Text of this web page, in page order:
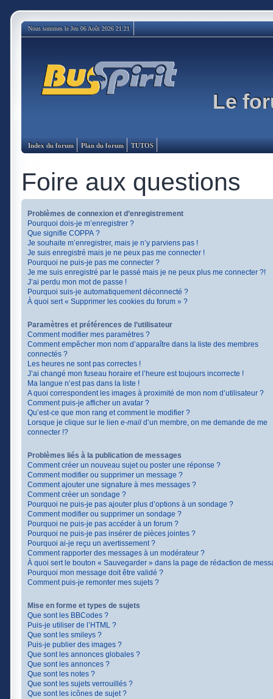
Nous sommes le Jeu 06 Août 2026 21:21
Le
Index du forum Plan du forum TUTOS
Foire aux questions
Problèmes de connexion et d’enregistrement
Pourquoi dois-je m’enregistrer ?
Que signifie COPPA ?
Je souhaite m’enregistrer, mais je n’y parviens pas !
Je suis enregistré mais je ne peux pas me connecter !
Pourquoi ne puis-je pas me connecter ?
Je me suis enregistré par le passé mais je ne peux plus me connecter ?!
J’ai perdu mon mot de passe !
Pourquoi suis-je automatiquement déconnecté ?
À quoi sert « Supprimer les cookies du forum » ?
Paramètres et préférences de l’utilisateur
Comment modifier mes paramètres ?
Comment empêcher mon nom d’apparaître dans la liste des membres
connectés ?
Les heures ne sont pas correctes !
J’ai changé mon fuseau horaire et l’heure est toujours incorrecte !
Ma langue n’est pas dans la liste !
A quoi correspondent les images à proximité de mon nom d’utilisateur ?
Comment puis-je afficher un avatar ?
Qu’est-ce que mon rang et comment le modifier ?
Lorsque je clique sur le lien e-mail d’un membre, on me demande de me
connecter !?
Problèmes liés à la publication de messages
Comment créer un nouveau sujet ou poster une réponse ?
Comment modifier ou supprimer un message ?
Comment ajouter une signature à mes messages ?
Comment créer un sondage ?
Pourquoi ne puis-je pas ajouter plus d’options à un sondage ?
Comment modifier ou supprimer un sondage ?
Pourquoi ne puis-je pas accéder à un forum ?
Pourquoi ne puis-je pas insérer de pièces jointes ?
Pourquoi ai-je reçu un avertissement ?
Comment rapporter des messages à un modérateur ?
À quoi sert le bouton « Sauvegarder » dans la page de rédaction de
Pourquoi mon message doit être validé ?
Comment puis-je remonter mes sujets ?
Mise en forme et types de sujets
Que sont les BBCodes ?
Puis-je utiliser de l’HTML ?
Que sont les smileys ?
Puis-je publier des images ?
Que sont les annonces globales ?
Que sont les annonces ?
Que sont les notes ?
Que sont les sujets verrouillés ?
Que sont les icônes de sujet ?